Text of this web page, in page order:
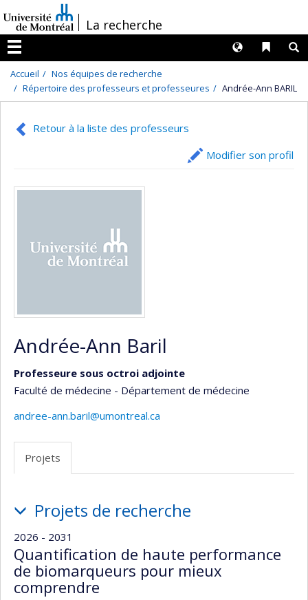
au
contenu
/La recherche
Menu
Liens
Langues
Accueil
Nos équipes de recherche
Répertoire des professeurs et professeures
Andrée-Ann BARIL
Retour à la liste des professeurs
Modifier son profil
Andrée-Ann Baril
Professeure sous octroi adjointe
Faculté de médecine - Département de médecine
andree-ann.baril@umontreal.ca
Projets
Projets de recherche
2026 - 2031
Quantification de haute performance
de biomarqueurs pour mieux
comprendre